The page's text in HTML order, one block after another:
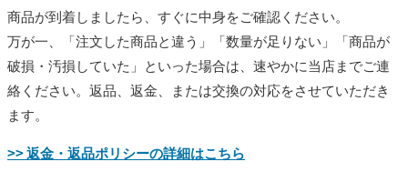
商品が到着しましたら、すぐに中身をご確認ください。
万が一、「注文した商品と違う」「数量が足りない」「商品が
破損・汚損していた」といった場合は、速やかに当店までご連
絡ください。返品、返金、または交換の対応をさせていただき
ます。
>> 返金・返品ポリシーの詳細はこちら